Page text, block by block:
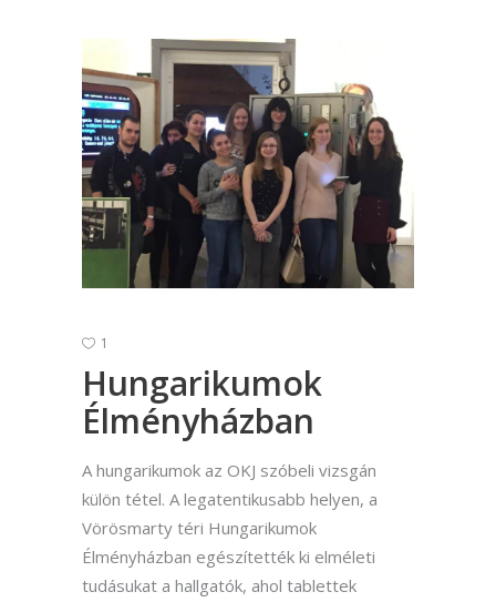
1
Hungarikumok
Élményházban
A hungarikumok az OKJ szóbeli vizsgán
külön tétel. A legatentikusabb helyen, a
Vörösmarty téri Hungarikumok
Élményházban egészítették ki elméleti
tudásukat a hallgatók, ahol tablettek